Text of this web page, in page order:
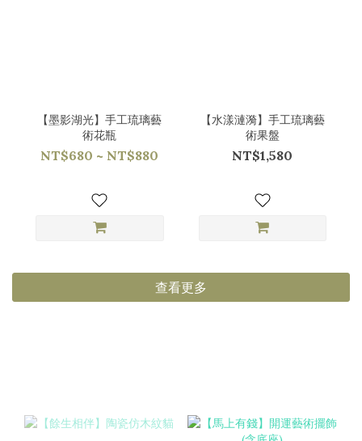
【墨影湖光】手工琉璃藝
術花瓶
NT$680 ~ NT$880
【水漾漣漪】手工琉璃藝
術果盤
NT$1,580
查看更多